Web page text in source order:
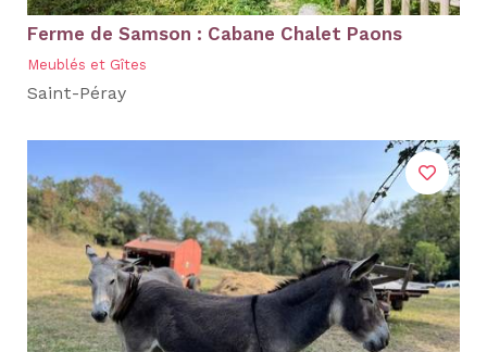
Ferme de Samson : Cabane Chalet Paons
Meublés et Gîtes
Saint-Péray